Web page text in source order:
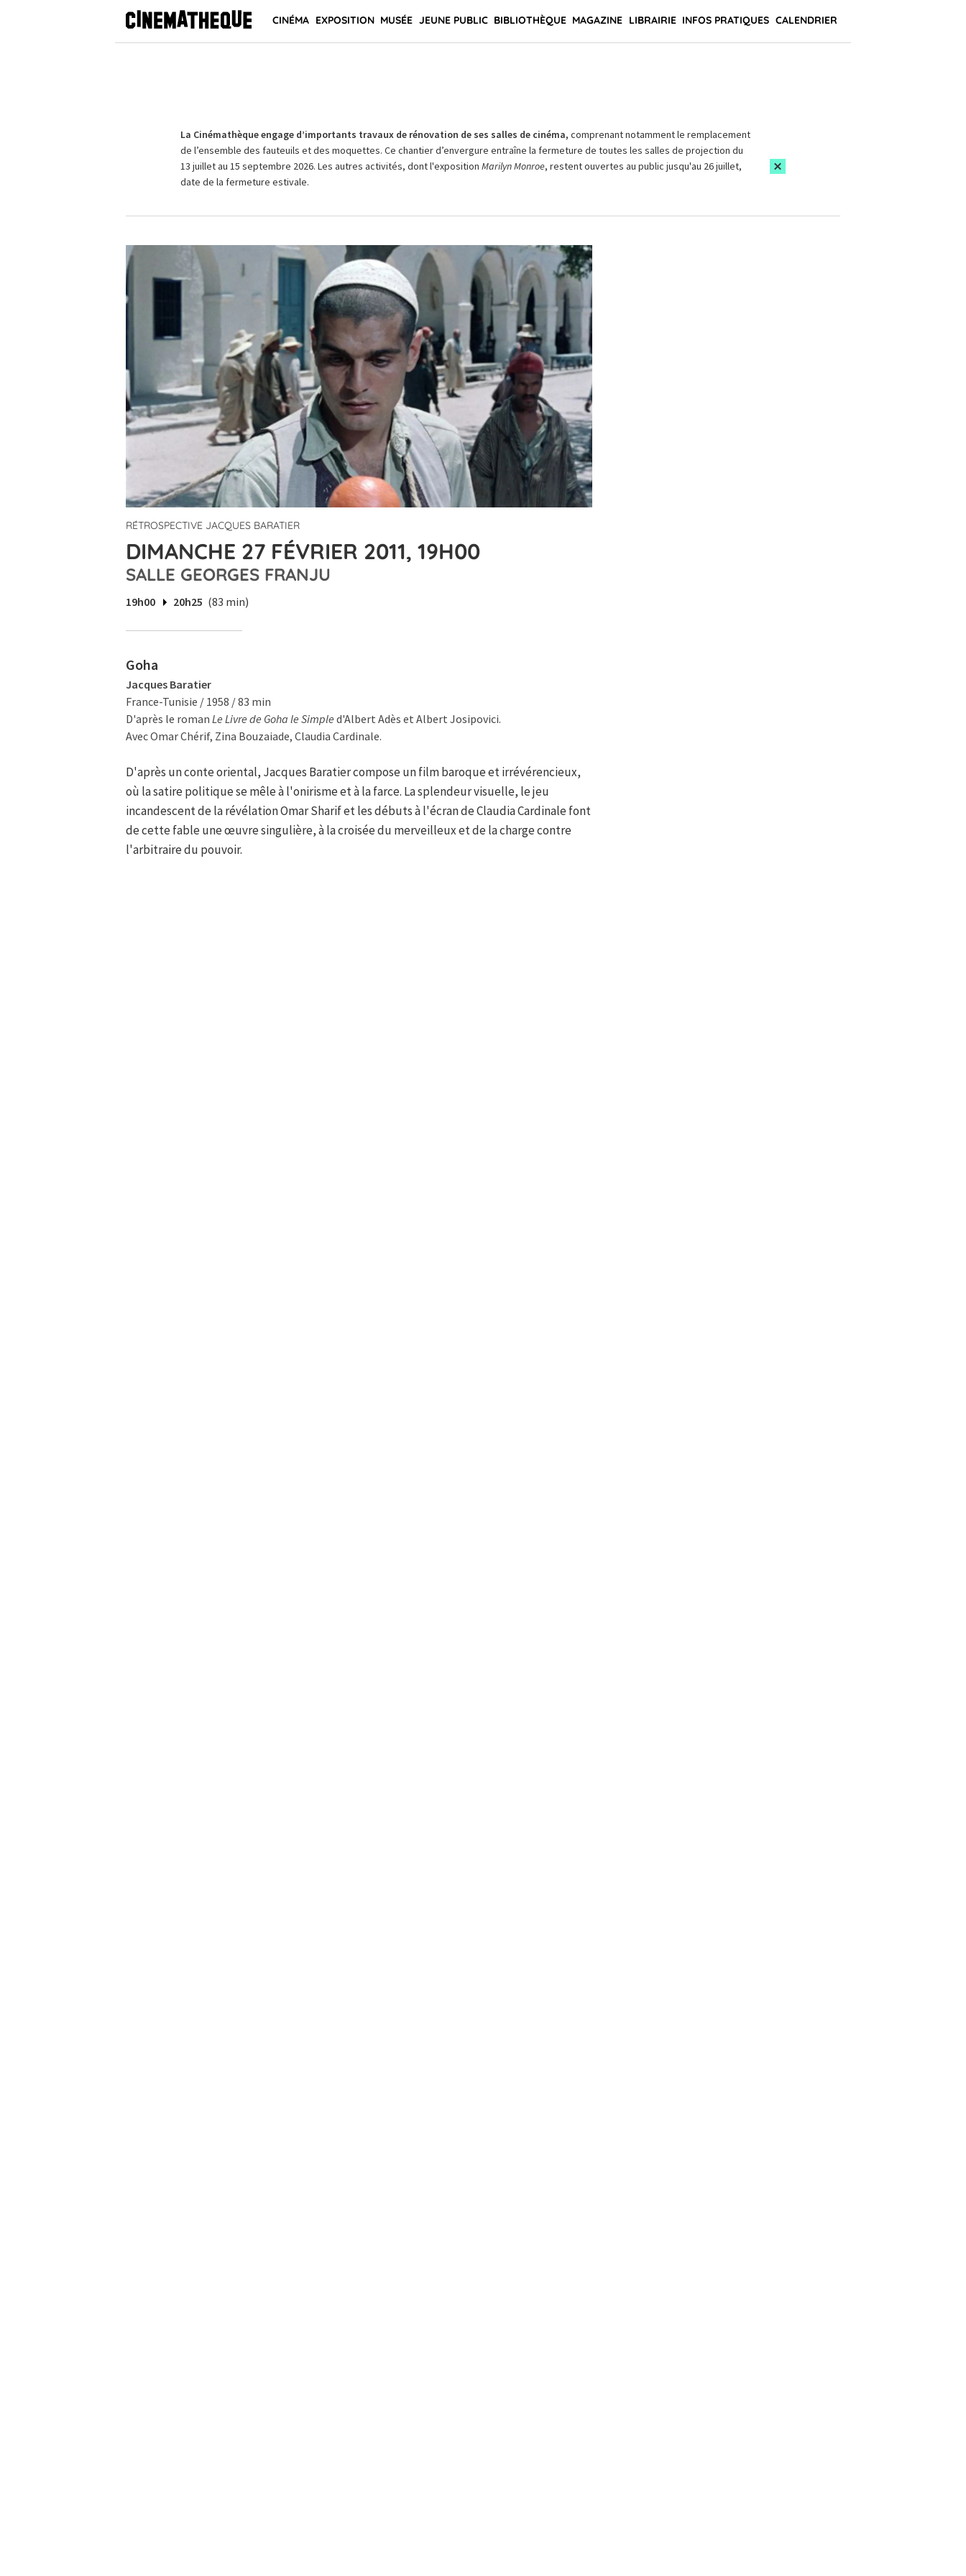
CINÉMA EXPOSITION MUSÉE JEUNE PUBLIC BIBLIOTHÈQUE MAGAZINE LIBRAIRIE INFOS PRATIQUES CALENDRIER
La Cinémathèque engage d’importants travaux de rénovation de ses salles de cinéma, comprenant notamment le remplacement
de l’ensemble des fauteuils et des moquettes. Ce chantier d’envergure entraîne la fermeture de toutes les salles de projection du
13 juillet au 15 septembre 2026. Les autres activités, dont l'exposition Marilyn Monroe, restent ouvertes au public jusqu'au 26 juillet,
date de la fermeture estivale.
RÉTROSPECTIVE JACQUES BARATIER
DIMANCHE 27 FÉVRIER 2011, 19H00
SALLE GEORGES FRANJU
19h00 20h25 (83 min)
Goha
Jacques Baratier
France-Tunisie / 1958 / 83 min
D'après le roman Le Livre de Goha le Simple d'Albert Adès et Albert Josipovici.
Avec Omar Chérif, Zina Bouzaiade, Claudia Cardinale.
D'après un conte oriental, Jacques Baratier compose un film baroque et irrévérencieux,
où la satire politique se mêle à l'onirisme et à la farce. La splendeur visuelle, le jeu
incandescent de la révélation Omar Sharif et les débuts à l'écran de Claudia Cardinale font
de cette fable une œuvre singulière, à la croisée du merveilleux et de la charge contre
l'arbitraire du pouvoir.